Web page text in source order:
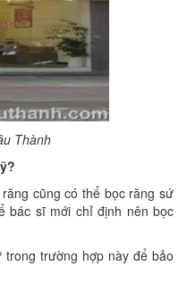
Thành
cũng có thể bọc răng sứ
bác sĩ mới chỉ định nên bọc
trường hợp này để bảo